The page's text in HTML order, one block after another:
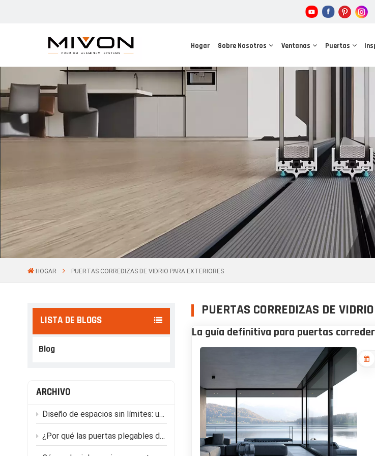
Hogar Sobre Nosotros Ventanas Puertas
HOGAR PUERTAS CORREDIZAS DE VIDRIO PARA EXTERIORES
LISTA DE BLOGS
Blog
ARCHIVO
Diseño de espacios sin límites: una guía arquitectónica B2B para sistemas de puertas plegables.
¿Por qué las puertas plegables de aluminio arquitectónico son la solución definitiva para villas de lujo y espacios comerciales?
PUERTAS CORREDIZAS DE
La guía definitiva para puertas